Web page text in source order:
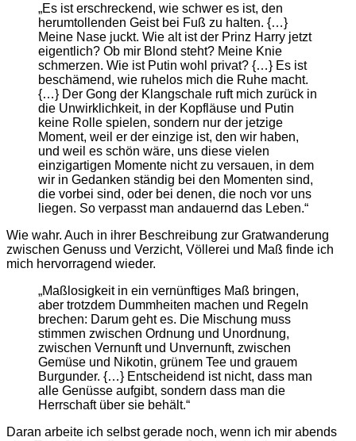
„Es ist erschreckend, wie schwer es ist, den
herumtollenden Geist bei Fuß zu halten. {…}
Meine Nase juckt. Wie alt ist der Prinz Harry jetzt
eigentlich? Ob mir Blond steht? Meine Knie
schmerzen. Wie ist Putin wohl privat? {…} Es ist
beschämend, wie ruhelos mich die Ruhe macht.
{…} Der Gong der Klangschale ruft mich zurück in
die Unwirklichkeit, in der Kopfläuse und Putin
keine Rolle spielen, sondern nur der jetzige
Moment, weil er der einzige ist, den wir haben,
und weil es schön wäre, uns diese vielen
einzigartigen Momente nicht zu versauen, in dem
wir in Gedanken ständig bei den Momenten sind,
die vorbei sind, oder bei denen, die noch vor uns
liegen. So verpasst man andauernd das Leben.“
Wie wahr. Auch in ihrer Beschreibung zur Gratwanderung
zwischen Genuss und Verzicht, Völlerei und Maß finde ich
mich hervorragend wieder.
„Maßlosigkeit in ein vernünftiges Maß bringen,
aber trotzdem Dummheiten machen und Regeln
brechen: Darum geht es. Die Mischung muss
stimmen zwischen Ordnung und Unordnung,
zwischen Vernunft und Unvernunft, zwischen
Gemüse und Nikotin, grünem Tee und grauem
Burgunder. {…} Entscheidend ist nicht, dass man
alle Genüsse aufgibt, sondern dass man die
Herrschaft über sie behält.“
Daran arbeite ich selbst gerade noch, wenn ich mir abends